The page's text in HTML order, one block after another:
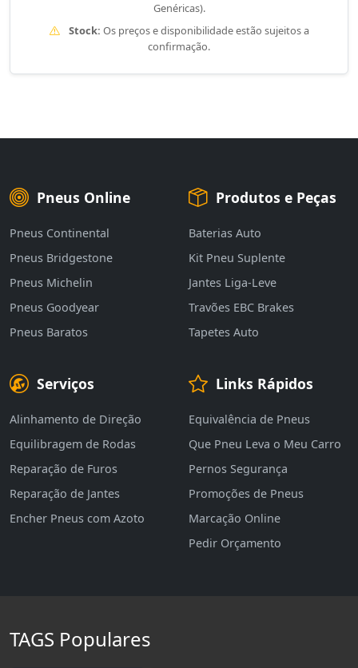
Genéricas).
Stock: Os preços e disponibilidade estão sujeitos a
confirmação.
Pneus Online
Pneus Continental
Pneus Bridgestone
Pneus Michelin
Pneus Goodyear
Pneus Baratos
Produtos e Peças
Baterias Auto
Kit Pneu Suplente
Jantes Liga-Leve
Travões EBC Brakes
Tapetes Auto
Serviços
Alinhamento de Direção
Equilibragem de Rodas
Reparação de Furos
Reparação de Jantes
Encher Pneus com Azoto
Links Rápidos
Equivalência de Pneus
Que Pneu Leva o Meu Carro
Pernos Segurança
Promoções de Pneus
Marcação Online
Pedir Orçamento
TAGS Populares